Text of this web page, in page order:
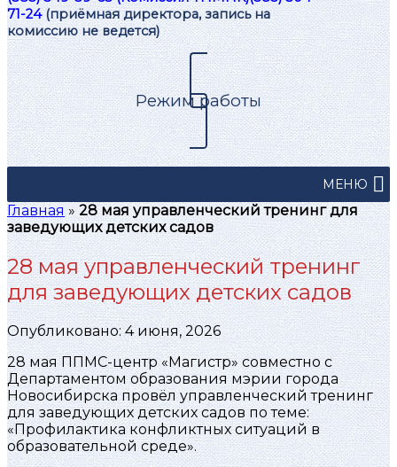
71-24(приёмная директора, запись на
комиссию не ведется)
Режим работы
МЕНЮ
Главная » 28 мая управленческий тренинг для
заведующих детских садов
28 мая управленческий тренинг
для заведующих детских садов
Опубликовано: 4 июня, 2026
28 мая ППМС-центр «Магистр» совместно с
Департаментом образования мэрии города
Новосибирска провёл управленческий тренинг
для заведующих детских садов по теме:
«Профилактика конфликтных ситуаций в
образовательной среде».